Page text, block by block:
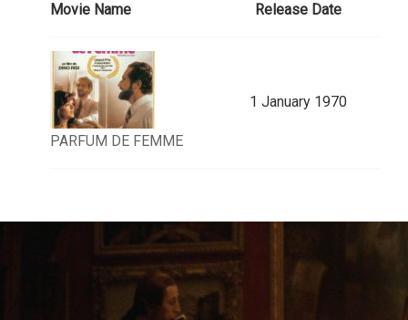
Movie Name Release Date
PARFUM DE FEMME
1 January 1970